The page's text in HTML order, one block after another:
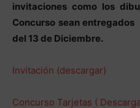
invitaciones como los
Concurso sean
del 13 de Diciembre.
Invitación (descargar)
Concurso Tarjetas (